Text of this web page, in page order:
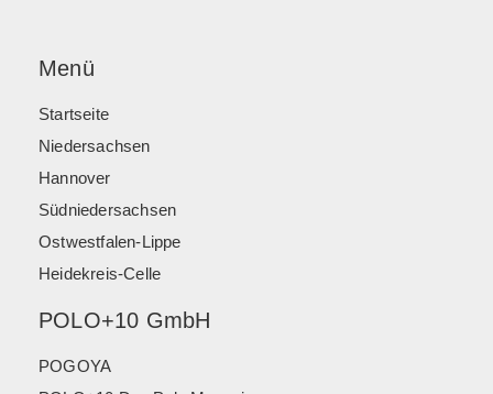
Menü
Startseite
Niedersachsen
Hannover
Südniedersachsen
Ostwestfalen-Lippe
Heidekreis-Celle
POLO+10 GmbH
POGOYA